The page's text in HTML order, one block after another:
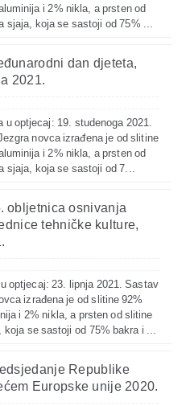
i 2% nikla, a prsten od
sjaja, koja se sastoji od 75% ...
dan djeteta,
2021.
u optjecaj: 19. studenoga 2021.
novca izrađena je od slitine
i 2% nikla, a prsten od
sjaja, koja se sastoji od 7...
obljetnica osnivanja
tehničke kulture,
optjecaj: 23. lipnja 2021. Sastav
izrađena je od slitine 92%
i 2% nikla, a prsten od slitine
koja se sastoji od 75% bakra i ...
Republike
Europske unije 2020.